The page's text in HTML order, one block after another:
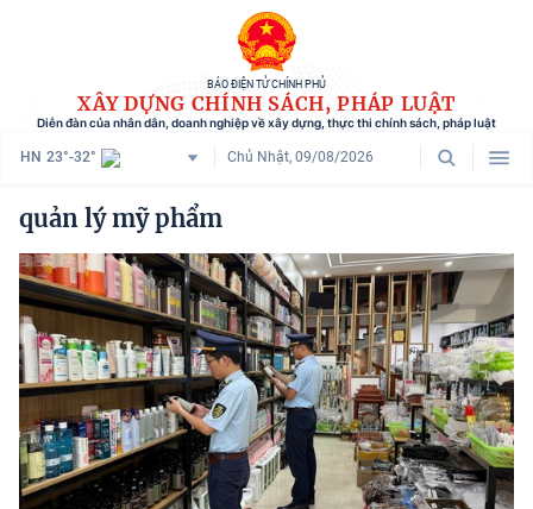
BÁO ĐIỆN TỬ CHÍNH PHỦ
XÂY DỰNG CHÍNH SÁCH, PHÁP LUẬT
Diễn đàn của nhân dân, doanh nghiệp về xây dựng, thực thi chính sách, pháp luật
HN 23°-32° Chủ Nhật, 09/08/2026
Danh mục
Trang chủ
Chính sách mới
Tham vấn chính sách
Người dân góp ý
Doanh nghiệp hiến kế
Chính sách và cuộc sống
quản lý mỹ phẩm